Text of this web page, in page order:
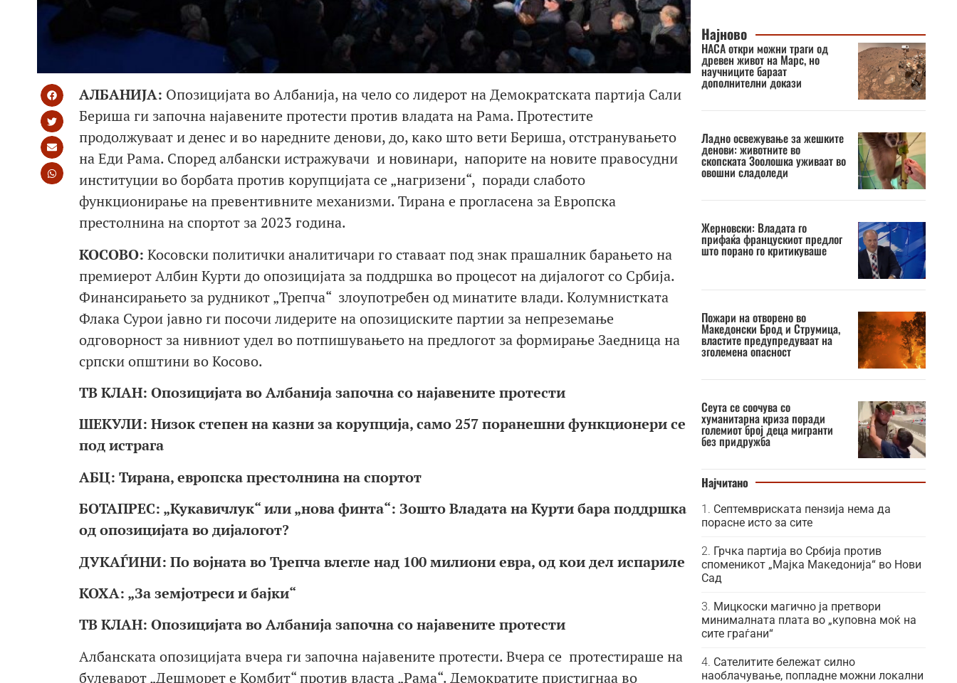
АЛБАНИЈА: Опозицијата во Албанија, на чело со лидерот на Демократската партија Сали
Бериша ги започна најавените протести против владата на Рама. Протестите
продолжуваат и денес и во наредните денови, до, како што вети Бериша, отстранувањето
на Еди Рама. Според албански истражувачи и новинари, напорите на новите правосудни
институции во борбата против корупцијата се „нагризени“, поради слабото
функционирање на превентивните механизми. Тирана е прогласена за Европска
престолнина на спортот за 2023 година.
КОСОВО: Косовски политички аналитичари го ставаат под знак прашалник барањето на
премиерот Албин Курти до опозицијата за поддршка во процесот на дијалогот со Србија.
Финансирањето за рудникот „Трепча“ злоупотребен од минатите влади. Колумнистката
Флака Сурои јавно ги посочи лидерите на опозициските партии за непреземање
одговорност за нивниот удел во потпишувањето на предлогот за формирање Заедница на
српски општини во Косово.
ТВ КЛАН: Опозицијата во Албанија започна со најавените протести
ШЕКУЛИ: Низок степен на казни за корупција, само 257 поранешни функционери се
под истрага
АБЦ: Тирана, европска престолнина на спортот
БОТАПРЕС: „Кукавичлук“ или „нова финта“: Зошто Владата на Курти бара поддршка
од опозицијата во дијалогот?
ДУКАЃИНИ: По војната во Трепча влегле над 100 милиони евра, од кои дел испариле
КОХА: „За земјотреси и бајки“
ТВ КЛАН: Опозицијата во Албанија започна со најавените протести
Албанската опозицијата вчера ги започна најавените протести. Вчера се протестираше на
булеварот „Дешморет е Комбит“ против власта „Рама“. Демократите пристигнаа во
Најново
НАСА откри можни траги од
древен живот на Марс, но
научниците бараат
дополнителни докази
Ладно освежување за жешките
денови: животните во
скопската Зоолошка уживаат во
овошни сладоледи
Жерновски: Владата го
прифаќа францускиот предлог
што порано го критикуваше
Пожари на отворено во
Македонски Брод и Струмица,
властите предупредуваат на
зголемена опасност
Сеута се соочува со
хуманитарна криза поради
големиот број деца мигранти
без придружба
Најчитано
Септемвриската пензија нема да
порасне исто за сите
Грчка партија во Србија против
споменикот „Мајка Македонија“ во Нови
Сад
Мицкоски магично ја претвори
минималната плата во „куповна моќ на
сите граѓани“
Сателитите бележат силно
наоблачување, попладне можни локални